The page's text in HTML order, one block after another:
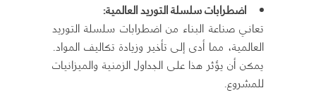
اضطرابات سلسلة التوريد العالمية:
تعاني صناعة البناء من اضطرابات سلسلة التوريد
العالمية، مما أدى إلى تأخير وزيادة تكاليف المواد.
يمكن أن يؤثر هذا على الجداول الزمنية والميزانيات
للمشروع.